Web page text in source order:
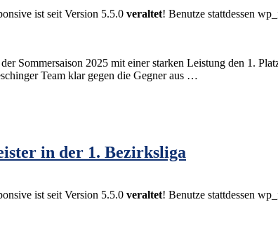
ist seit Version 5.5.0 veraltet! Benutze stattdessen
Sommersaison 2025 mit einer starken Leistung den 1.
Team klar gegen die Gegner aus …
in der 1. Bezirksliga
ist seit Version 5.5.0 veraltet! Benutze stattdessen